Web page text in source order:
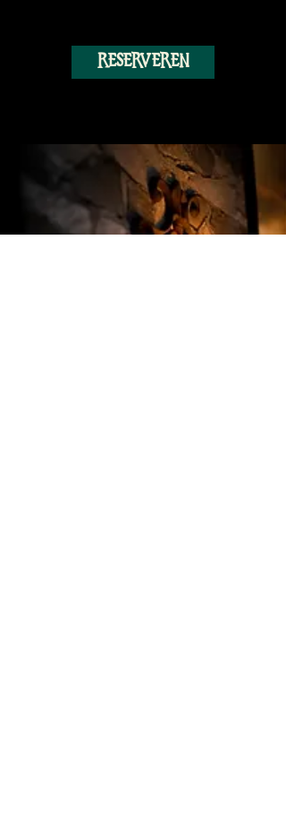
Reserveren